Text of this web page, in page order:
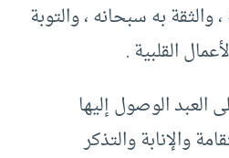
به سبحانه ، والتوبة
القلبية .
العبد الوصول إليها
والإنابة والتذكر